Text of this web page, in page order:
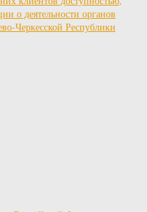
о деятельности органов
Черкесской Республики